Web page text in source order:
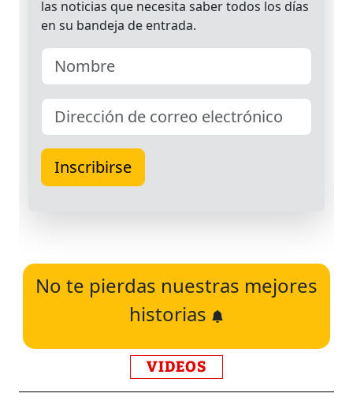
No te pierdas nuestras mejores
historias
VIDEOS